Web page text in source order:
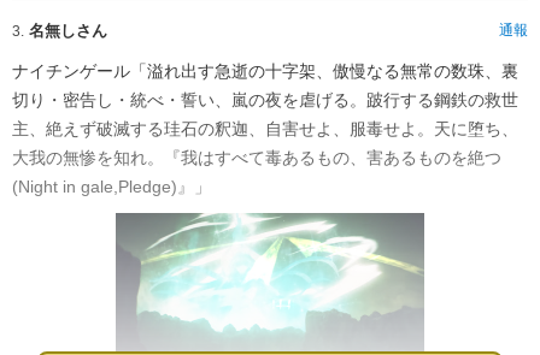
3. 名無しさん 通報
ナイチンゲール「溢れ出す急逝の十字架、傲慢なる無常の数珠、裏
切り・密告し・統べ・誓い、嵐の夜を虐げる。跛行する鋼鉄の救世
主、絶えず破滅する珪石の釈迦、自害せよ、服毒せよ。天に堕ち、
大我の無惨を知れ。『我はすべて毒あるもの、害あるものを絶つ
(Night in gale,Pledge)』」